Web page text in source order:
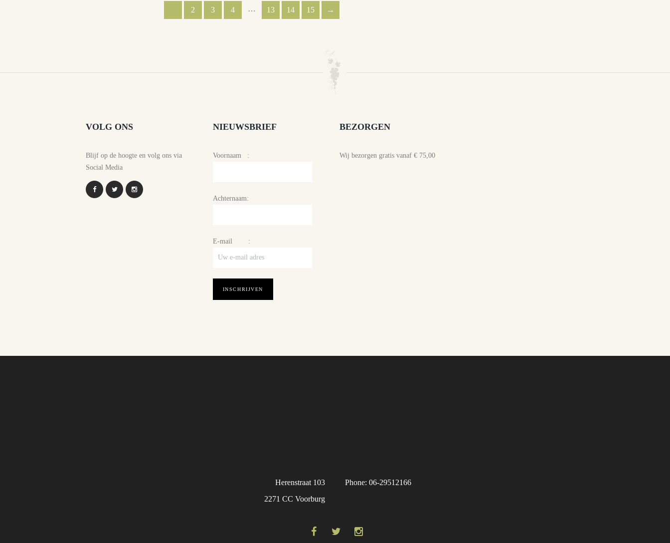
2 3 4 … 13 14 15 →
VOLG ONS
Blijf op de hoogte en volg ons via
Social Media
NIEUWSBRIEF
Voornaam :
Achternaam:
E-mail :
BEZORGEN
Wij bezorgen gratis vanaf € 75,00
Phone: 06-29512166
Herenstraat 103
2271 CC Voorburg